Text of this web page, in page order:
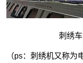
刺绣
（ps：刺绣机又称